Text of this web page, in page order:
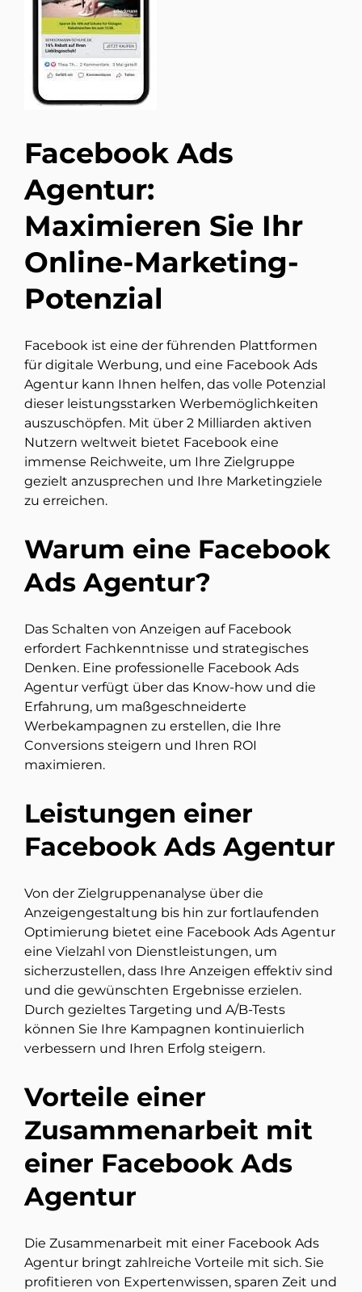
Facebook Ads
Agentur:
Maximieren Sie Ihr
Online-Marketing-
Potenzial
Facebook ist eine der führenden Plattformen
für digitale Werbung, und eine Facebook Ads
Agentur kann Ihnen helfen, das volle Potenzial
dieser leistungsstarken Werbemöglichkeiten
auszuschöpfen. Mit über 2 Milliarden aktiven
Nutzern weltweit bietet Facebook eine
immense Reichweite, um Ihre Zielgruppe
gezielt anzusprechen und Ihre Marketingziele
zu erreichen.
Warum eine Facebook
Ads Agentur?
Das Schalten von Anzeigen auf Facebook
erfordert Fachkenntnisse und strategisches
Denken. Eine professionelle Facebook Ads
Agentur verfügt über das Know-how und die
Erfahrung, um maßgeschneiderte
Werbekampagnen zu erstellen, die Ihre
Conversions steigern und Ihren ROI
maximieren.
Leistungen einer
Facebook Ads Agentur
Von der Zielgruppenanalyse über die
Anzeigengestaltung bis hin zur fortlaufenden
Optimierung bietet eine Facebook Ads Agentur
eine Vielzahl von Dienstleistungen, um
sicherzustellen, dass Ihre Anzeigen effektiv sind
und die gewünschten Ergebnisse erzielen.
Durch gezieltes Targeting und A/B-Tests
können Sie Ihre Kampagnen kontinuierlich
verbessern und Ihren Erfolg steigern.
Vorteile einer
Zusammenarbeit mit
einer Facebook Ads
Agentur
Die Zusammenarbeit mit einer Facebook Ads
Agentur bringt zahlreiche Vorteile mit sich. Sie
profitieren von Expertenwissen, sparen Zeit und